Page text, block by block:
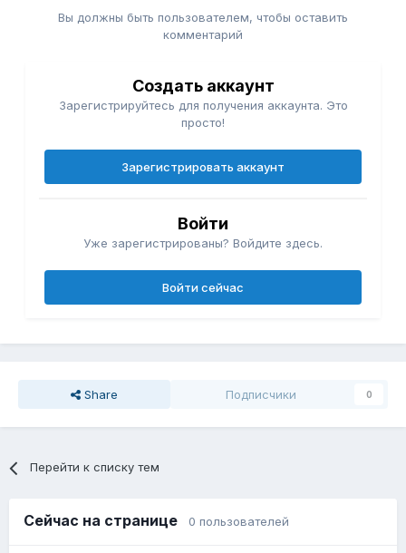
Вы должны быть пользователем, чтобы оставить
комментарий
Создать аккаунт
Зарегистрируйтесь для получения аккаунта. Это
просто!
Зарегистрировать аккаунт
Войти
Уже зарегистрированы? Войдите здесь.
Войти сейчас
Share Подписчики 0
Перейти к списку тем
Сейчас на странице 0 пользователей